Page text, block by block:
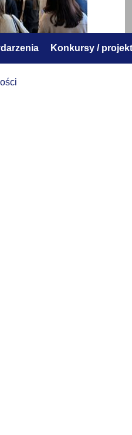
Konkursy /